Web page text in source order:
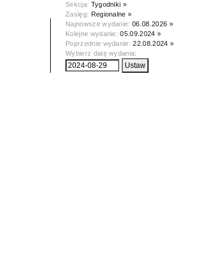
Sekcja: Tygodniki »
Zasięg: Regionalne »
Najnowsze wydanie:06.08.2026 »
Kolejne wydanie:05.09.2024 »
Poprzednie wydanie:22.08.2024 »
Wybierz datę wydania: